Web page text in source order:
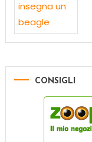
CONSIGLI